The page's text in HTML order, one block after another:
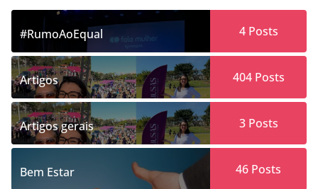
#RumoAoEqual 4Posts
Artigos 404Posts
Artigos gerais 3Posts
Bem Estar 46 Posts